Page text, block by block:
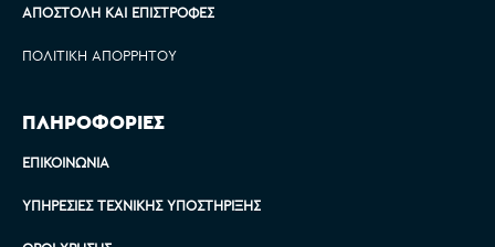
ΑΠΟΣΤΟΛΉ ΚΑΙ ΕΠΙΣΤΡΟΦΈΣ
ΠΟΛΙΤΙΚΉ ΑΠΟΡΡΉΤΟΥ
ΠΛΗΡΟΦΟΡΙΕΣ
ΕΠΙΚΟΙΝΩΝΊΑ
ΥΠΗΡΕΣΊΕΣ ΤΕΧΝΙΚΉΣ ΥΠΟΣΤΉΡΙΞΗΣ